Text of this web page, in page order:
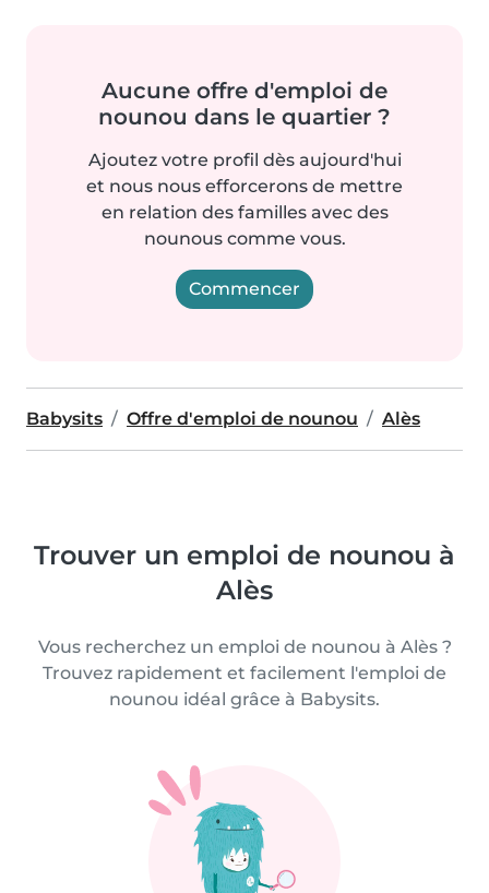
Aucune offre d'emploi de
nounou dans le quartier ?
Ajoutez votre profil dès aujourd'hui
et nous nous efforcerons de mettre
en relation des familles avec des
nounous comme vous.
Commencer
Babysits Offre d'emploi de nounou Alès
Trouver un emploi de nounou à
Alès
Vous recherchez un emploi de nounou à Alès ?
Trouvez rapidement et facilement l'emploi de
nounou idéal grâce à Babysits.